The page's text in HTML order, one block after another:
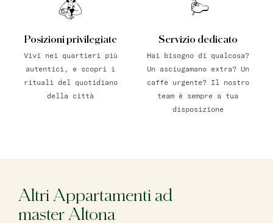
Posizioni privilegiate
Vivi nei quartieri più
autentici, e scopri i
rituali del quotidiano
della città
Servizio dedicato
Hai bisogno di qualcosa?
Un asciugamano extra? Un
caffè urgente? Il nostro
team è sempre a tua
disposizione
Altri Appartamenti ad
master Altona